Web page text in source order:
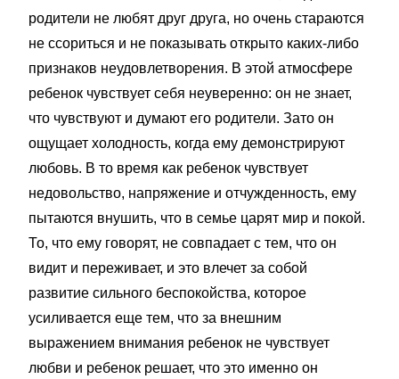
родители не любят друг друга, но очень стараются
не ссориться и не показывать открыто каких-либо
признаков неудовлетворения. В этой атмосфере
ребенок чувствует себя неуверенно: он не знает,
что чувствуют и думают его родители. Зато он
ощущает холодность, когда ему демонстрируют
любовь. В то время как ребенок чувствует
недовольство, напряжение и отчужденность, ему
пытаются внушить, что в семье царят мир и покой.
То, что ему говорят, не совпадает с тем, что он
видит и переживает, и это влечет за собой
развитие сильного беспокойства, которое
усиливается еще тем, что за внешним
выражением внимания ребенок не чувствует
любви и ребенок решает, что это именно он